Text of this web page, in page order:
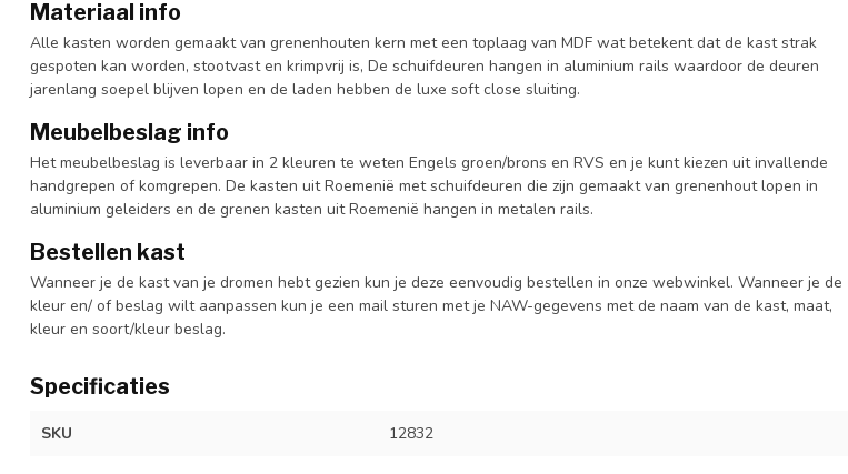
Materiaal info
Alle kasten worden gemaakt van grenenhouten kern met een toplaag van MDF wat betekent dat de kast strak
gespoten kan worden, stootvast en krimpvrij is, De schuifdeuren hangen in aluminium rails waardoor de deuren
jarenlang soepel blijven lopen en de laden hebben de luxe soft close sluiting.
Meubelbeslag info
Het meubelbeslag is leverbaar in 2 kleuren te weten Engels groen/brons en RVS en je kunt kiezen uit invallende
handgrepen of komgrepen. De kasten uit Roemenië met schuifdeuren die zijn gemaakt van grenenhout lopen in
aluminium geleiders en de grenen kasten uit Roemenië hangen in metalen rails.
Bestellen kast
Wanneer je de kast van je dromen hebt gezien kun je deze eenvoudig bestellen in onze webwinkel. Wanneer je de
kleur en/ of beslag wilt aanpassen kun je een mail sturen met je NAW-gegevens met de naam van de kast, maat,
kleur en soort/kleur beslag.
Specificaties
SKU 12832